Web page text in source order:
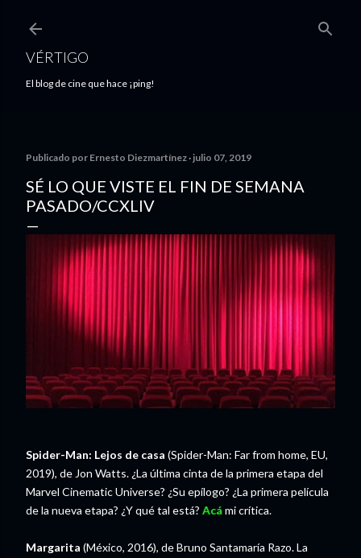
VÉRTIGO
El blog de cine que hace ¡ping!
Publicado por Ernesto Diezmartínez julio 07, 2019
SÉ LO QUE VISTE EL FIN DE SEMANA
PASADO/CCXLIV
Spider-Man: Lejos de casa (Spider-Man: Far from home, EU,
2019), de Jon Watts. ¿La última cinta de la primera etapa del
Marvel Cinematic Universe? ¿Su epílogo? ¿La primera película
de la nueva etapa? ¿Y qué tal está? Acá mi crítica.
Margarita (México, 2016), de Bruno Santamaría Razo. La